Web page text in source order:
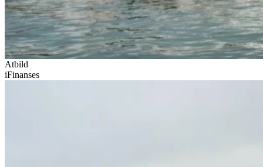
Atbild
iFinanses